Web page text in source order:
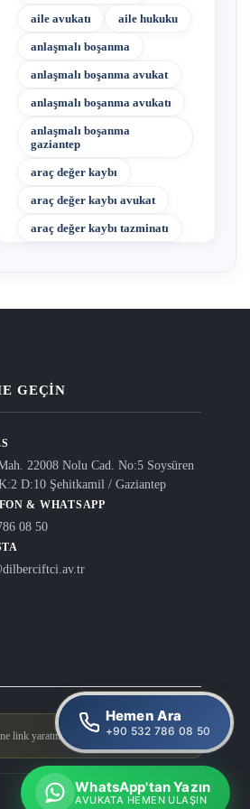
aile avukatı aile hukuku
anlaşmalı boşanma
anlaşmalı boşanma avukat
anlaşmalı boşanma avukatı
anlaşmalı boşanma
gaziantep
araç değer kaybı
araç değer kaybı avukat
araç değer kaybı tazminatı
GEÇIN
22008 Nolu Cad. No:5 Soysüren
D:10 Şehitkamil / Gaziantep
& WHATSAPP
08 50
link yaratmak yasaktır.
Tasarım & GeliştirmeDoğucan Güler
WhatsApp'tan Yazın
AVUKATA HEMEN ULAŞIN
Hemen Ara
+90 532 786 08 50